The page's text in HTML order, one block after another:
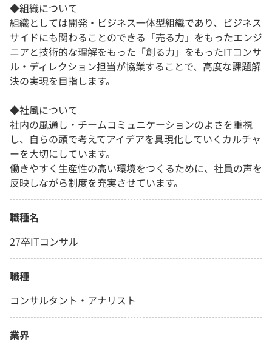
◆組織について
組織としては開発・ビジネス一体型組織であり、ビジネス
サイドにも関わることのできる「売る力」をもったエンジ
ニアと技術的な理解をもった「創る力」をもったITコンサ
ル・ディレクション担当が協業することで、高度な課題解
決の実現を目指します。
◆社風について
社内の風通し・チームコミュニケーションのよさを重視
し、自らの頭で考えてアイデアを具現化していくカルチャ
ーを大切にしています。
働きやすく生産性の高い環境をつくるために、社員の声を
反映しながら制度を充実させています。
職種名
27卒ITコンサル
職種
コンサルタント・アナリスト
業界